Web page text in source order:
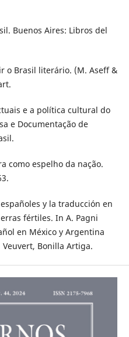
Buenos Aires: Libros del
o Brasil literário. (M. Aseff &
e a política cultural do
e Documentação de
como espelho da nação.
y la traducción en
fértiles. In A. Pagni
en México y Argentina
Bonilla Artiga.